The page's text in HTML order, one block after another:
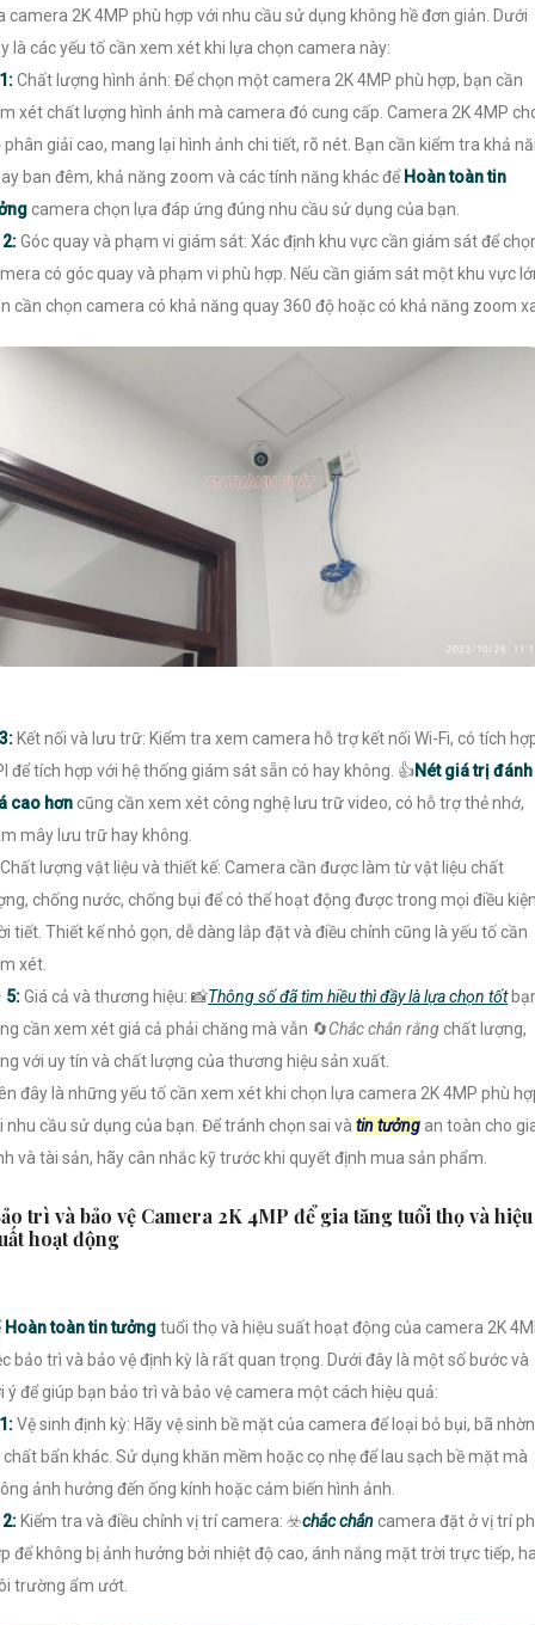
camera 2K 4MP phù hợp với nhu cầu sử dụng không hề đơn giản. Dưới
là các yếu tố cần xem xét khi lựa chọn camera này:
1:Chất lượng hình ảnh: Để chọn một camera 2K 4MP phù hợp, bạn cần
xét chất lượng hình ảnh mà camera đó cung cấp. Camera 2K 4MP
phân giải cao, mang lại hình ảnh chi tiết, rõ nét. Bạn cần kiểm tra khả
ban đêm, khả năng zoom và các tính năng khác đểHoàn toàn tin
camera chọn lựa đáp ứng đúng nhu cầu sử dụng của bạn.
2:Góc quay và phạm vi giám sát: Xác định khu vực cần giám sát để
có góc quay và phạm vi phù hợp. Nếu cần giám sát một khu vực
cần chọn camera có khả năng quay 360 độ hoặc có khả năng zoom
3: Kết nối và lưu trữ: Kiểm tra xem camera hỗ trợ kết nối Wi-Fi, có tích
để tích hợp với hệ thống giám sát sẵn có hay không. 👍Nét giá trị đánh
cao hơncũng cần xem xét công nghệ lưu trữ video, có hỗ trợ thẻ nhớ,
mây lưu trữ hay không.
lượng vật liệu và thiết kế: Camera cần được làm từ vật liệu chất
chống nước, chống bụi để có thể hoạt động được trong mọi điều
tiết. Thiết kế nhỏ gọn, dễ dàng lắp đặt và điều chỉnh cũng là yếu tố cần
xét.
5:Giá cả và thương hiệu: 📸Thông số đã tìm hiều thì đầy là lựa chọn tốt
cần xem xét giá cả phải chăng mà vẫn 🔄Chắc chắn rằngchất lượng,
với uy tín và chất lượng của thương hiệu sản xuất.
đây là những yếu tố cần xem xét khi chọn lựa camera 2K 4MP phù
nhu cầu sử dụng của bạn. Để tránh chọn sai và tin tưởng an toàn cho
và tài sản, hãy cân nhắc kỹ trước khi quyết định mua sản phẩm.
trì và bảo vệ Camera 2K 4MP để gia tăng tuổi thọ và hiệu
hoạt động
Hoàn toàn tin tưởngtuổi thọ và hiệu suất hoạt động của camera 2K
bảo trì và bảo vệ định kỳ là rất quan trọng. Dưới đây là một số bước và
ý để giúp bạn bảo trì và bảo vệ camera một cách hiệu quả:
1:Vệ sinh định kỳ: Hãy vệ sinh bề mặt của camera để loại bỏ bụi, bã nhờn
chất bẩn khác. Sử dụng khăn mềm hoặc cọ nhẹ để lau sạch bề mặt mà
ảnh hưởng đến ống kính hoặc cảm biến hình ảnh.
2: Kiểm tra và điều chỉnh vị trí camera: ☣️chắc chắncamera đặt ở vị trí
để không bị ảnh hưởng bởi nhiệt độ cao, ánh nắng mặt trời trực tiếp,
trường ẩm ướt.